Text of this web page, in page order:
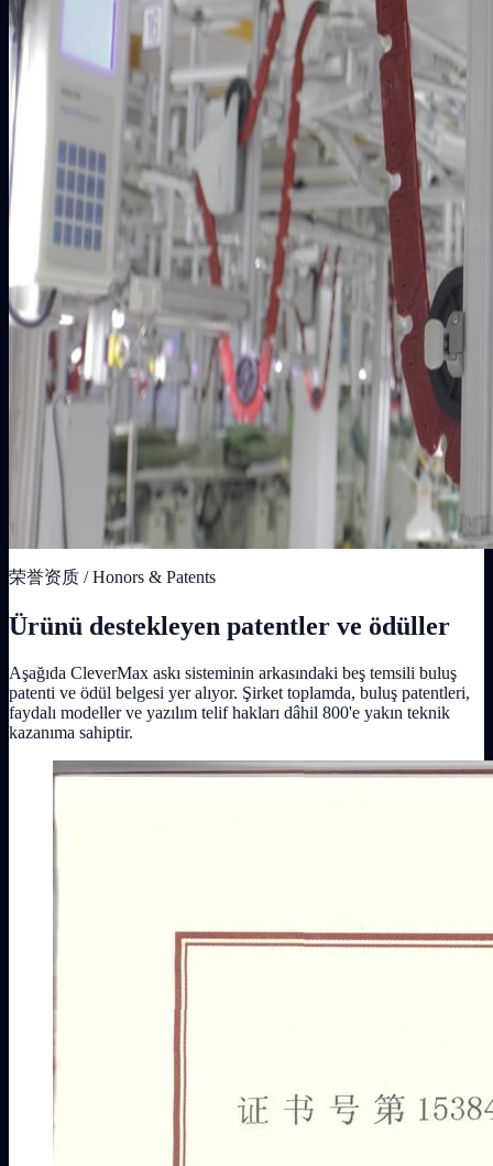
荣誉资质 / Honors & Patents
Ürünü destekleyen patentler ve ödüller
Aşağıda CleverMax askı sisteminin arkasındaki beş temsili buluş
patenti ve ödül belgesi yer alıyor. Şirket toplamda, buluş patentleri,
faydalı modeller ve yazılım telif hakları dâhil 800'e yakın teknik
kazanıma sahiptir.